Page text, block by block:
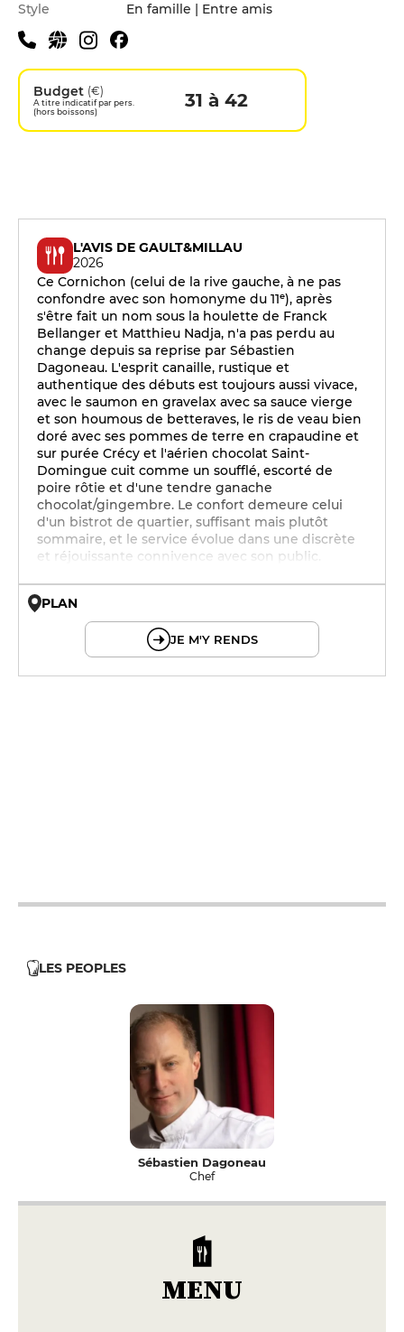
Style
En famille | Entre amis
Budget (€)
A titre indicatif par pers.
(hors boissons)
31 à 42
L'AVIS DE GAULT&MILLAU
2026
Ce Cornichon (celui de la rive gauche, à ne pas
confondre avec son homonyme du 11ᵉ), après
s'être fait un nom sous la houlette de Franck
Bellanger et Matthieu Nadja, n'a pas perdu au
change depuis sa reprise par Sébastien
Dagoneau. L'esprit canaille, rustique et
authentique des débuts est toujours aussi vivace,
avec le saumon en gravelax avec sa sauce vierge
et son houmous de betteraves, le ris de veau bien
doré avec ses pommes de terre en crapaudine et
sur purée Crécy et l'aérien chocolat Saint-
Domingue cuit comme un soufflé, escorté de
poire rôtie et d'une tendre ganache
chocolat/gingembre. Le confort demeure celui
d'un bistrot de quartier, suffisant mais plutôt
sommaire, et le service évolue dans une discrète
et réjouissante connivence avec son public.
PLAN
JE M'Y RENDS
LES PEOPLES
Sébastien Dagoneau
Chef
MENU